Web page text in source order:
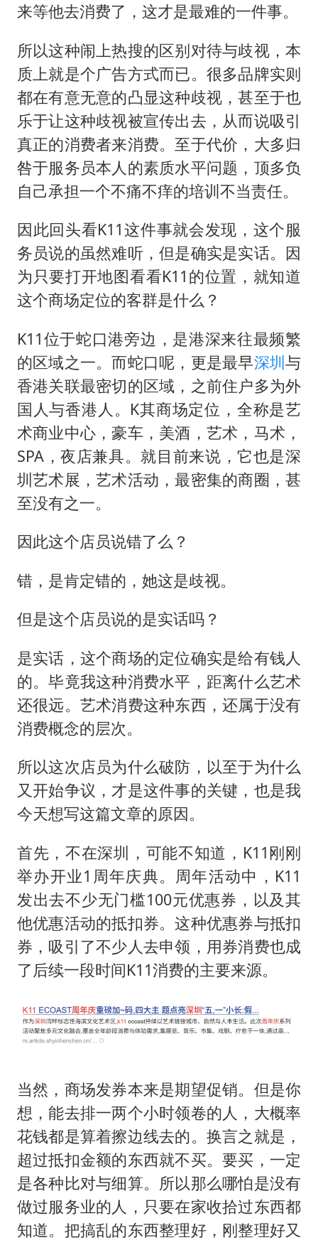
来等他去消费了，这才是最难的一件事。
所以这种闹上热搜的区别对待与歧视，本
质上就是个广告方式而已。很多品牌实则
都在有意无意的凸显这种歧视，甚至于也
乐于让这种歧视被宣传出去，从而说吸引
真正的消费者来消费。至于代价，大多归
咎于服务员本人的素质水平问题，顶多负
自己承担一个不痛不痒的培训不当责任。
因此回头看K11这件事就会发现，这个服
务员说的虽然难听，但是确实是实话。因
为只要打开地图看看K11的位置，就知道
这个商场定位的客群是什么？
K11位于蛇口港旁边，是港深来往最频繁
的区域之一。而蛇口呢，更是最早深圳与
香港关联最密切的区域，之前住户多为外
国人与香港人。K其商场定位，全称是艺
术商业中心，豪车，美酒，艺术，马术，
SPA，夜店兼具。就目前来说，它也是深
圳艺术展，艺术活动，最密集的商圈，甚
至没有之一。
因此这个店员说错了么？
错，是肯定错的，她这是歧视。
但是这个店员说的是实话吗？
是实话，这个商场的定位确实是给有钱人
的。毕竟我这种消费水平，距离什么艺术
还很远。艺术消费这种东西，还属于没有
消费概念的层次。
所以这次店员为什么破防，以至于为什么
又开始争议，才是这件事的关键，也是我
今天想写这篇文章的原因。
首先，不在深圳，可能不知道，K11刚刚
举办开业1周年庆典。周年活动中，K11
发出去不少无门槛100元优惠券，以及其
他优惠活动的抵扣券。这种优惠券与抵扣
券，吸引了不少人去申领，用券消费也成
了后续一段时间K11消费的主要来源。
当然，商场发券本来是期望促销。但是你
想，能去排一两个小时领卷的人，大概率
花钱都是算着擦边线去的。换言之就是，
超过抵扣金额的东西就不买。要买，一定
是各种比对与细算。所以那么哪怕是没有
做过服务业的人，只要在家收拾过东西都
知道。把搞乱的东西整理好，刚整理好又